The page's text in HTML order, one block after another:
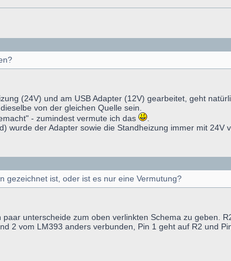
(24V) und am USB Adapter (12V) gearbeitet, geht
von der gleichen Quelle sein.
- zumindest vermute ich das
wurde der Adapter sowie die Standheizung immer mit 24V
gezeichnet ist, oder ist es nur eine Vermutung?
unterscheide zum oben verlinkten Schema zu geben.
2 vom LM393 anders verbunden, Pin 1 geht auf R2 und